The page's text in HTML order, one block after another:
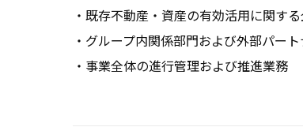
・既存不動産・資産の有効活用に関す
・グループ内関係部門および外部パー
・事業全体の進行管理および推進業務